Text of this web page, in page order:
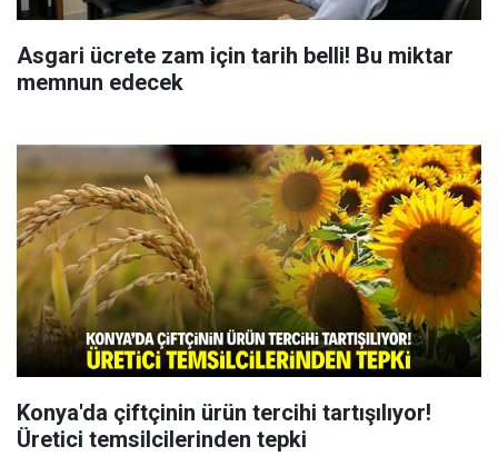
Asgari ücrete zam için tarih belli! Bu miktar
memnun edecek
Konya'da çiftçinin ürün tercihi tartışılıyor!
Üretici temsilcilerinden tepki